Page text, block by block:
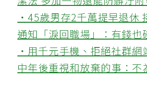
‧45歲男存2千萬提早退休
通知「淚回職場」：有錢也
‧用千元手機、拒絕社群網
中年後重視和放棄的事：不